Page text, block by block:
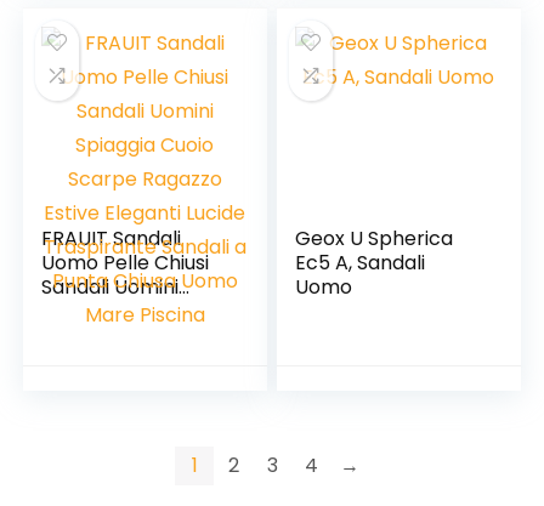
FRAUIT Sandali
Uomo Pelle Chiusi
Sandali Uomini
Spiaggia Cuoio
Geox U Spherica
Ec5 A, Sandali
Uomo
1 2 3 4 →